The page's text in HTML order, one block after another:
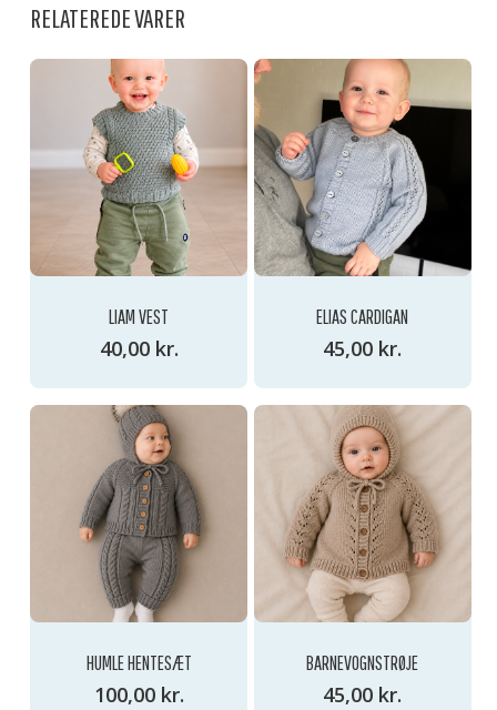
INGEN VARER I KURVEN.
GO TO SHOP
RELATEREDE VARER
LIAM VEST
40,00 kr.
ELIAS CARDIGAN
45,00 kr.
HUMLE HENTESÆT
100,00 kr.
BARNEVOGNSTRØJE
45,00 kr.